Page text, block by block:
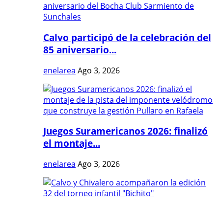
Calvo participó de la celebración del
85 aniversario...
enelarea Ago 3, 2026
Juegos Suramericanos 2026: finalizó
el montaje...
enelarea Ago 3, 2026